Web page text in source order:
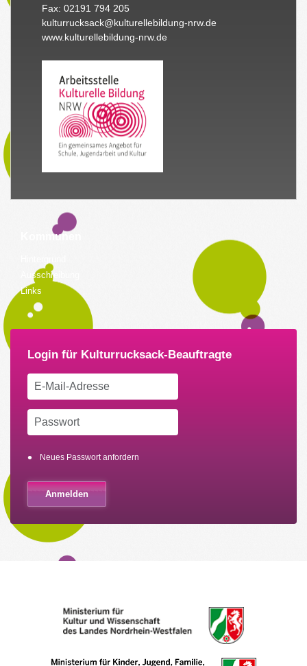
Fax: 02191 794 205
kulturrucksack@kulturellebildung-nrw.de
www.kulturellebildung-nrw.de
Kommunen
Ausschreibung
Links
Neues Passwort anfordern